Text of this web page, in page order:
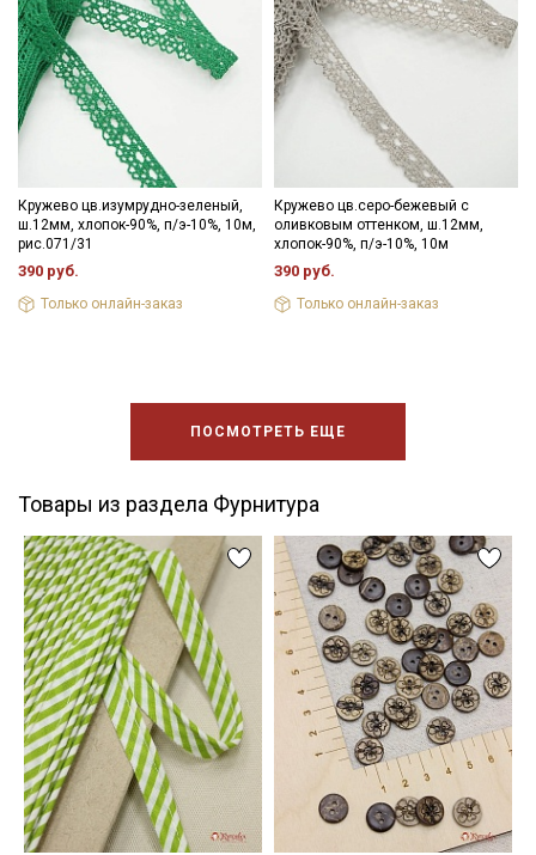
Кружево цв.изумрудно-зеленый,
ш.12мм, хлопок-90%, п/э-10%, 10м,
рис.071/31
390 руб.
Только онлайн-заказ
Кружево цв.серо-бежевый с
оливковым оттенком, ш.12мм,
хлопок-90%, п/э-10%, 10м
390 руб.
Только онлайн-заказ
ПОСМОТРЕТЬ ЕЩЕ
Товары из раздела Фурнитура